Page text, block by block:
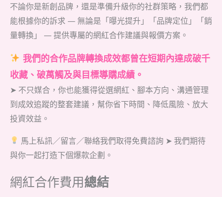
不論你是新創品牌，還是準備升級你的社群策略，我們都
能根據你的訴求 — 無論是「曝光提升」「品牌定位」「銷
量轉換」 — 提供專屬的網紅合作建議與報價方案。
我們的合作品牌轉換成效都曾在短期內達成破千
收藏、破萬觸及與目標導購成績。
➤ 不只媒合，你也能獲得從選網紅、腳本方向、溝通管理
到成效追蹤的整套建議，幫你省下時間、降低風險、放大
投資效益。
馬上私訊／留言／聯絡我們取得免費諮詢 ➤ 我們期待
與你一起打造下個爆款企劃。
網紅合作費用總結